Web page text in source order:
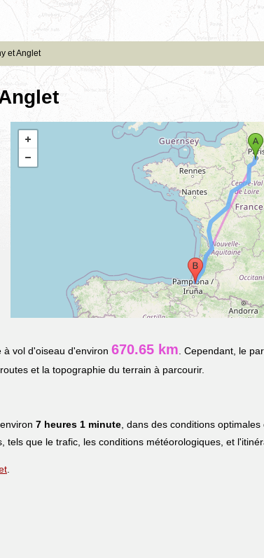
et Anglet
à vol d'oiseau d'environ 670.65 km . Cependant, le
et la topographie du terrain à parcourir.
7 heures 1 minute , dans des conditions
que le trafic, les conditions météorologiques, et